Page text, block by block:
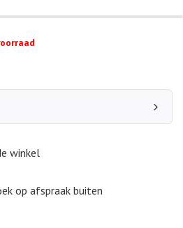
winkel
op afspraak buiten